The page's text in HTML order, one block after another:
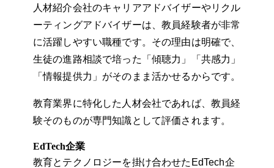
人材紹介会社のキャリアアドバイザーやリクル
ーティングアドバイザーは、教員経験者が非常
に活躍しやすい職種です。その理由は明確で、
生徒の進路相談で培った「傾聴力」「共感力」
「情報提供力」がそのまま活かせるからです。
教育業界に特化した人材会社であれば、教員経
験そのものが専門知識として評価されます。
EdTech企業
教育とテクノロジーを掛け合わせたEdTech企